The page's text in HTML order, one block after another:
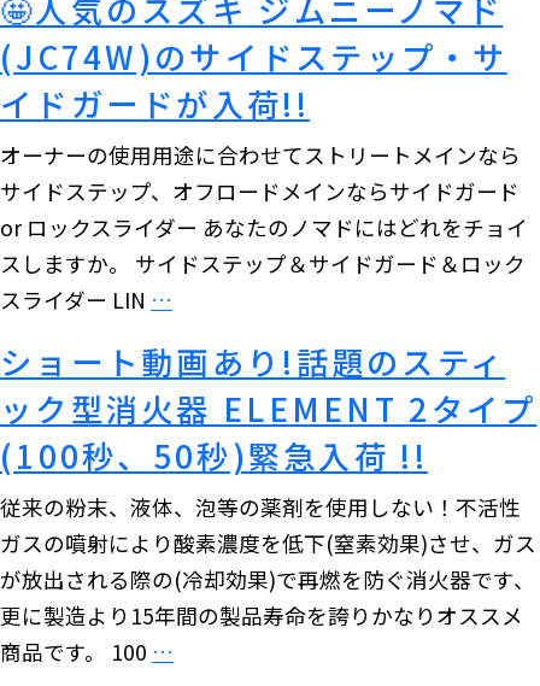
よ
り
新
型
ハ
イ
ラ
ッ
ク
ス
GUN226
の
バ
ガ
ー
ド
2
種
🤩人気のスズキ ジムニーノマド
(JC74W)のサイドステップ・サ
イドガードが入荷!!
オーナーの使用用途に合わせてストリートメインなら
サイドステップ、オフロードメインならサイドガード
or ロックスライダー あなたのノマドにはどれをチョイ
スしますか。 サイドステップ＆サイドガード＆ロック
スライダー LIN …
気
の
ス
ズ
キ
ジ
ム
ニ
ー
ショート動画あり!話題のスティ
ック型消火器 ELEMENT 2タイプ
(100秒、50秒)緊急入荷 !!
従来の粉末、液体、泡等の薬剤を使用しない！不活性
ガスの噴射により酸素濃度を低下(窒素効果)させ、ガス
が放出される際の(冷却効果)で再燃を防ぐ消火器です、
更に製造より15年間の製品寿命を誇りかなりオススメ
商品です。 100 …